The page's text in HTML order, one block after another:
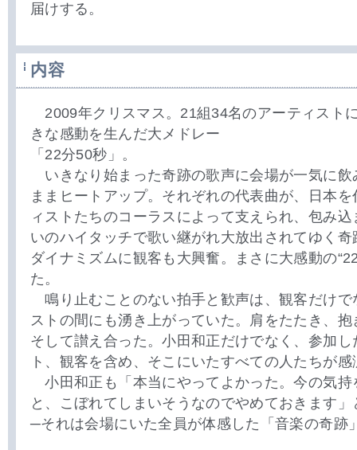
届けする。
内容
2009年クリスマス。21組34名のアーティスト
きな感動を生んだ大メドレー
「22分50秒」。
いきなり始まった奇跡の歌声に会場が一気に飲
ままヒートアップ。それぞれの代表曲が、日本
ィストたちのコーラスによって支えられ、包み
いのハイタッチで歌い継がれ大放出されてゆく
ダイナミズムに観客も大興奮。まさに大感動の
た。
鳴り止むことのない拍手と歓声は、観客だけで
ストの間にも湧き上がっていた。肩をたたき、
そして讃え合った。小田和正だけでなく、参加し
ト、観客を含め、そこにいたすべての人たちが感
小田和正も「本当にやってよかった。今の気持
と、こぼれてしまいそうなのでやめておきます」
─それは会場にいた全員が体感した「音楽の奇跡